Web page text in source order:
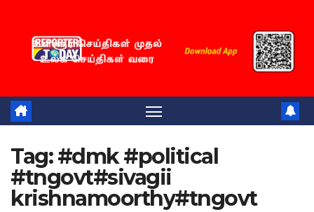
content
Tag:#dmk #political
#tngovt#sivagii
krishnamoorthy#tngovt